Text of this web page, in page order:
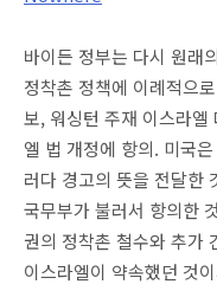
바이든 정부는 다시 원래
정착촌 정책에 이례적으
보, 워싱턴 주재 이스라
엘 법 개정에 항의. 미국
러다 경고의 뜻을 전달한
국무부가 불러서 항의한
권의 정착촌 철수와 추가
이스라엘이 약속했던 것